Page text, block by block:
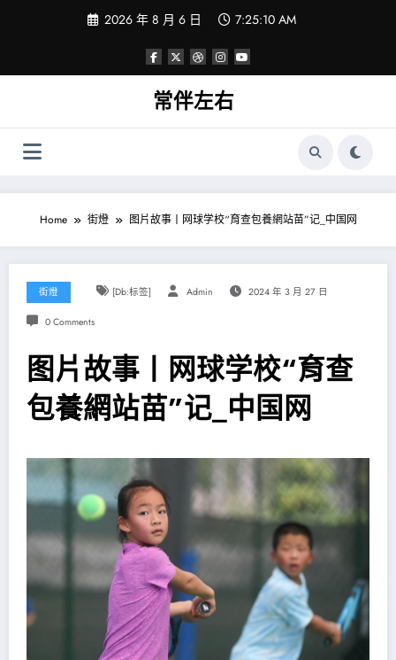
2026 年 8 月 6 日 7:25:10 AM
常伴左右
Home 街燈 图片故事丨网球学校“育查包養網站苗”记_中国网
街燈 [db:标签] Admin 2024 年 3 月 27 日
0 Comments
图片故事丨网球学校“育查
包養網站苗”记_中国网